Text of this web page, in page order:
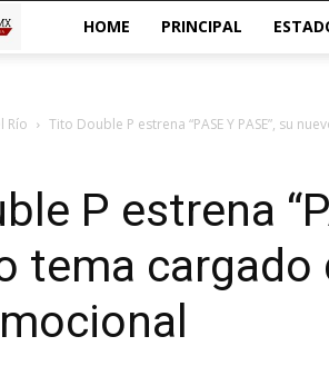
a
HOME PRINCIPAL
Río Tito Double P estrena “PASE Y PASE”, su
P estrena
tema cargado